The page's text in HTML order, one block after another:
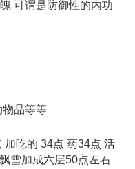
可谓是防御性的内功
品等等
吃的 34点 药34点 活
雪加成六层50点左右